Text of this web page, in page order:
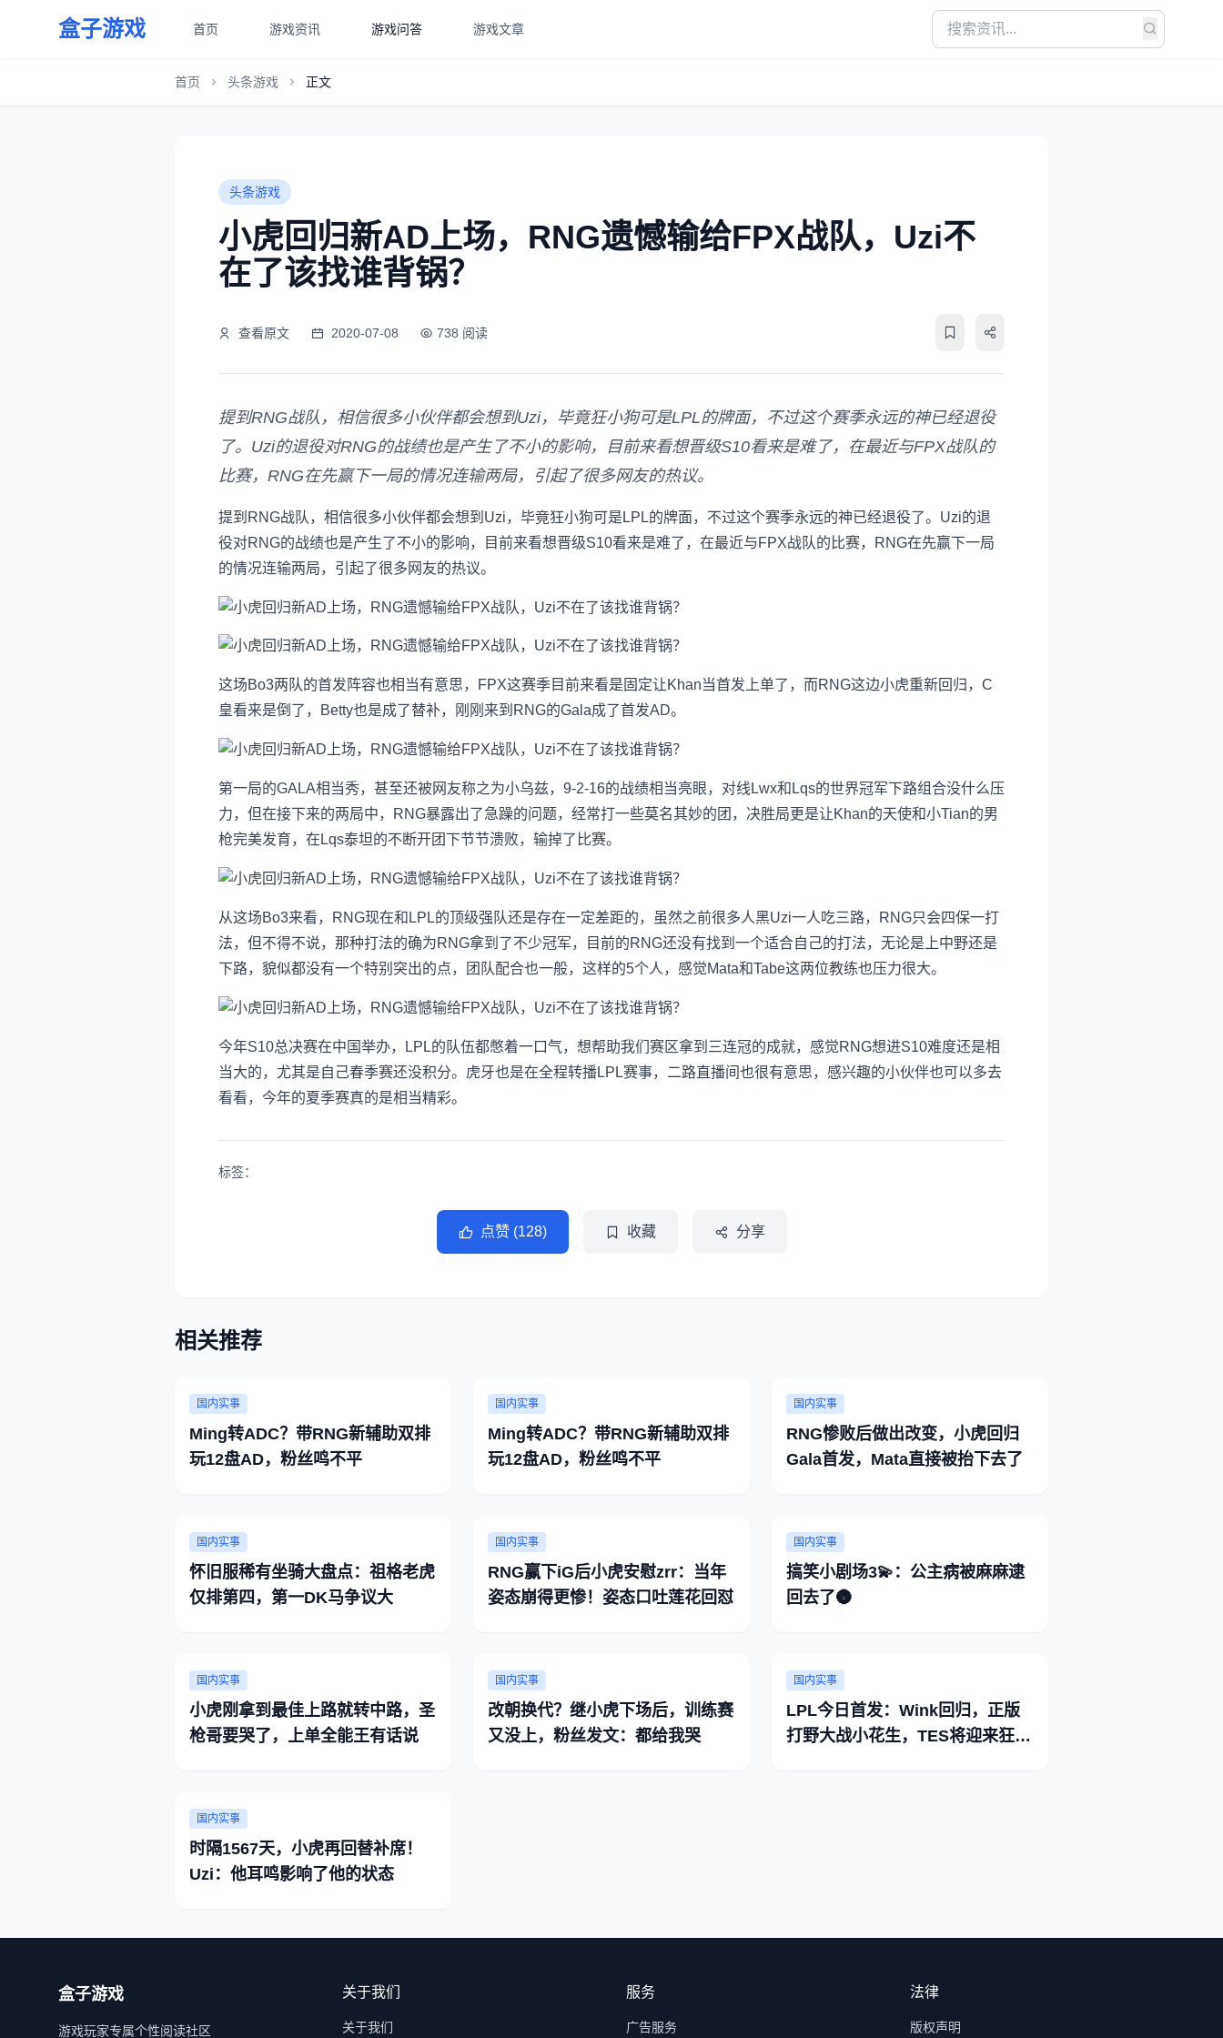
盒子游戏 首页 游戏资讯 游戏问答 游戏文章
首页 头条游戏 正文
头条游戏
小虎回归新AD上场，RNG遗憾输给FPX战队，Uzi不
在了该找谁背锅？
查看原文 2020-07-08 738 阅读
提到RNG战队，相信很多小伙伴都会想到Uzi，毕竟狂小狗可是LPL的牌面，不过这个赛季永远的神已经退役
了。Uzi的退役对RNG的战绩也是产生了不小的影响，目前来看想晋级S10看来是难了，在最近与FPX战队的
比赛，RNG在先赢下一局的情况连输两局，引起了很多网友的热议。
提到RNG战队，相信很多小伙伴都会想到Uzi，毕竟狂小狗可是LPL的牌面，不过这个赛季永远的神已经退役了。Uzi的退
役对RNG的战绩也是产生了不小的影响，目前来看想晋级S10看来是难了，在最近与FPX战队的比赛，RNG在先赢下一局
的情况连输两局，引起了很多网友的热议。
这场Bo3两队的首发阵容也相当有意思，FPX这赛季目前来看是固定让Khan当首发上单了，而RNG这边小虎重新回归，C
皇看来是倒了，Betty也是成了替补，刚刚来到RNG的Gala成了首发AD。
第一局的GALA相当秀，甚至还被网友称之为小乌兹，9-2-16的战绩相当亮眼，对线Lwx和Lqs的世界冠军下路组合没什么压
力，但在接下来的两局中，RNG暴露出了急躁的问题，经常打一些莫名其妙的团，决胜局更是让Khan的天使和小Tian的男
枪完美发育，在Lqs泰坦的不断开团下节节溃败，输掉了比赛。
从这场Bo3来看，RNG现在和LPL的顶级强队还是存在一定差距的，虽然之前很多人黑Uzi一人吃三路，RNG只会四保一打
法，但不得不说，那种打法的确为RNG拿到了不少冠军，目前的RNG还没有找到一个适合自己的打法，无论是上中野还是
下路，貌似都没有一个特别突出的点，团队配合也一般，这样的5个人，感觉Mata和Tabe这两位教练也压力很大。
今年S10总决赛在中国举办，LPL的队伍都憋着一口气，想帮助我们赛区拿到三连冠的成就，感觉RNG想进S10难度还是相
当大的，尤其是自己春季赛还没积分。虎牙也是在全程转播LPL赛事，二路直播间也很有意思，感兴趣的小伙伴也可以多去
看看，今年的夏季赛真的是相当精彩。
标签：
点赞 (128) 收藏 分享
相关推荐
国内实事
Ming转ADC？带RNG新辅助双排
玩12盘AD，粉丝鸣不平
国内实事
Ming转ADC？带RNG新辅助双排
玩12盘AD，粉丝鸣不平
国内实事
RNG惨败后做出改变，小虎回归
Gala首发，Mata直接被抬下去了
国内实事
怀旧服稀有坐骑大盘点：祖格老虎
仅排第四，第一DK马争议大
国内实事
RNG赢下iG后小虎安慰zrr：当年
姿态崩得更惨！姿态口吐莲花回怼
国内实事
搞笑小剧场3💫：公主病被麻麻逮
回去了🌚
国内实事
小虎刚拿到最佳上路就转中路，圣
枪哥要哭了，上单全能王有话说
国内实事
改朝换代？继小虎下场后，训练赛
又没上，粉丝发文：都给我哭
国内实事
LPL今日首发：Wink回归，正版
打野大战小花生，TES将迎来狂风
国内实事
时隔1567天，小虎再回替补席！
Uzi：他耳鸣影响了他的状态
盒子游戏
游戏玩家专属个性阅读社区
关于我们
关于我们
服务
广告服务
法律
版权声明